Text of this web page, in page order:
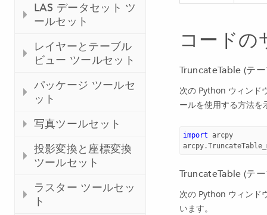
LAS データセット ツ
ールセット
レイヤーとテーブル
ビュー ツールセット
パッケージ ツールセ
ット
写真ツールセット
投影変換と座標変換
ツールセット
ラスター ツールセッ
ト
コードの
TruncateTable (テ
次の Python ウィンド
ールを使用する方法を
import arcpy
arcpy.
TruncateTable (テ
次の Python ウィンド
います。